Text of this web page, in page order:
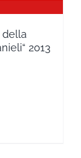
2013